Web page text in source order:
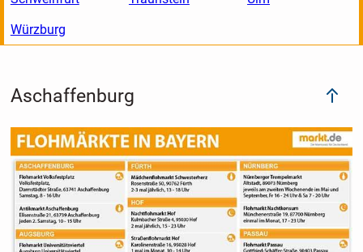
Würzburg
Aschaffenburg